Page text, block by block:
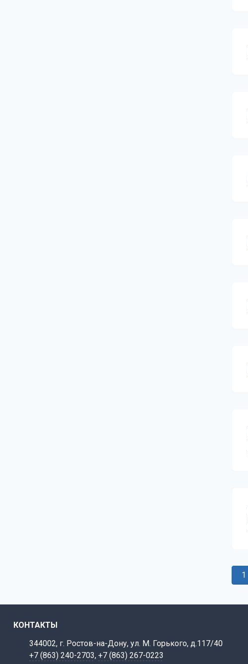
1
КОНТАКТЫ
344002, г. Ростов-на-Дону, ул. М. Горького, д.117/40
+7 (863) 240-2703, +7 (863) 267-0223